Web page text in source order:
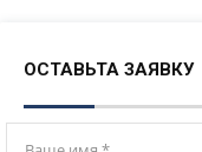
ОСТАВЬТА ЗАЯВКУ